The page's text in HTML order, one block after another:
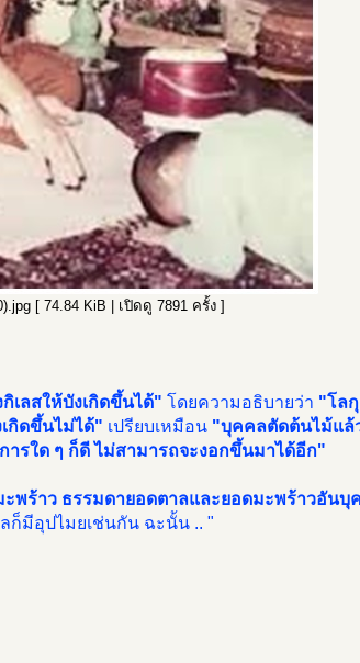
[ 74.84 KiB | เปิดดู 7891 ครั้ง ]
เลสให้บังเกิดขึ้นได้" โดยความอธิบายว่า "โล
กิดขึ้นไม่ได้" เปรียบเหมือน "บุคคลตัดต้นไม้แล้
ารใด ๆ ก็ดี ไม่สามารถจะงอกขึ้นมาได้อีก"
พร้าว ธรรมดายอดตาลและยอดมะพร้าวอันบุ
ก็มีอุปไมยเช่นกัน ฉะนั้น .. "